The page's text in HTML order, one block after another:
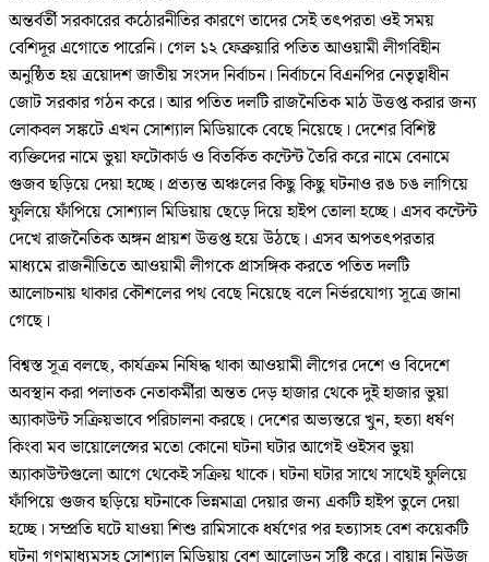
অন্তর্বর্তী সরকারের কঠোরনীতির কারণে তাদের সেই তৎপরতা ওই সময়
বেশিদূর এগোতে পারেনি। গেল ১২ ফেব্রুয়ারি পতিত আওয়ামী লীগবিহীন
অনুষ্ঠিত হয় ত্রয়োদশ জাতীয় সংসদ নির্বাচন। নির্বাচনে বিএনপির নেতৃত্বাধীন
জোট সরকার গঠন করে। আর পতিত দলটি রাজনৈতিক মাঠ উত্তপ্ত করার জন্য
লোকবল সঙ্কটে এখন সোশ্যাল মিডিয়াকে বেছে নিয়েছে। দেশের বিশিষ্ট
ব্যক্তিদের নামে ভুয়া ফটোকার্ড ও বিতর্কিত কন্টেন্ট তৈরি করে নামে বেনামে
গুজব ছড়িয়ে দেয়া হচ্ছে। প্রত্যন্ত অঞ্চলের কিছু কিছু ঘটনাও রঙ চঙ লাগিয়ে
ফুলিয়ে ফাঁপিয়ে সোশ্যাল মিডিয়ায় ছেড়ে দিয়ে হাইপ তোলা হচ্ছে। এসব কন্টেন্ট
দেখে রাজনৈতিক অঙ্গন প্রায়শ উত্তপ্ত হয়ে উঠছে। এসব অপতৎপরতার
মাধ্যমে রাজনীতিতে আওয়ামী লীগকে প্রাসঙ্গিক করতে পতিত দলটি
আলোচনায় থাকার কৌশলের পথ বেছে নিয়েছে বলে নির্ভরযোগ্য সূত্রে জানা
গেছে।
বিশ্বস্ত সূত্র বলছে, কার্যক্রম নিষিদ্ধ থাকা আওয়ামী লীগের দেশে ও বিদেশে
অবস্থান করা পলাতক নেতাকর্মীরা অন্তত দেড় হাজার থেকে দুই হাজার ভুয়া
অ্যাকাউন্ট সক্রিয়ভাবে পরিচালনা করছে। দেশের অভ্যন্তরে খুন, হত্যা ধর্ষণ
কিংবা মব ভায়োলেন্সের মতো কোনো ঘটনা ঘটার আগেই ওইসব ভুয়া
অ্যাকাউন্টগুলো আগে থেকেই সক্রিয় থাকে। ঘটনা ঘটার সাথে সাথেই ফুলিয়ে
ফাঁপিয়ে গুজব ছড়িয়ে ঘটনাকে ভিন্নমাত্রা দেয়ার জন্য একটি হাইপ তুলে দেয়া
হচ্ছে। সম্প্রতি ঘটে যাওয়া শিশু রামিসাকে ধর্ষণের পর হত্যাসহ বেশ কয়েকটি